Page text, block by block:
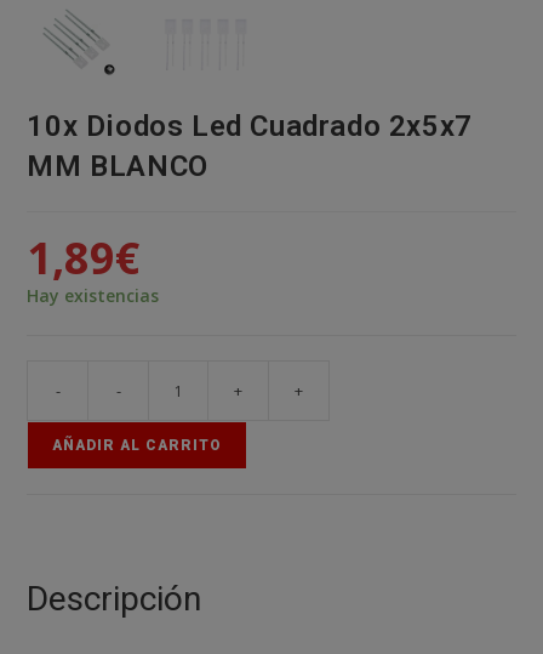
10x Diodos Led Cuadrado 2x5x7
MM BLANCO
1,89€
Hay existencias
- - + +
AÑADIR AL CARRITO
Descripción